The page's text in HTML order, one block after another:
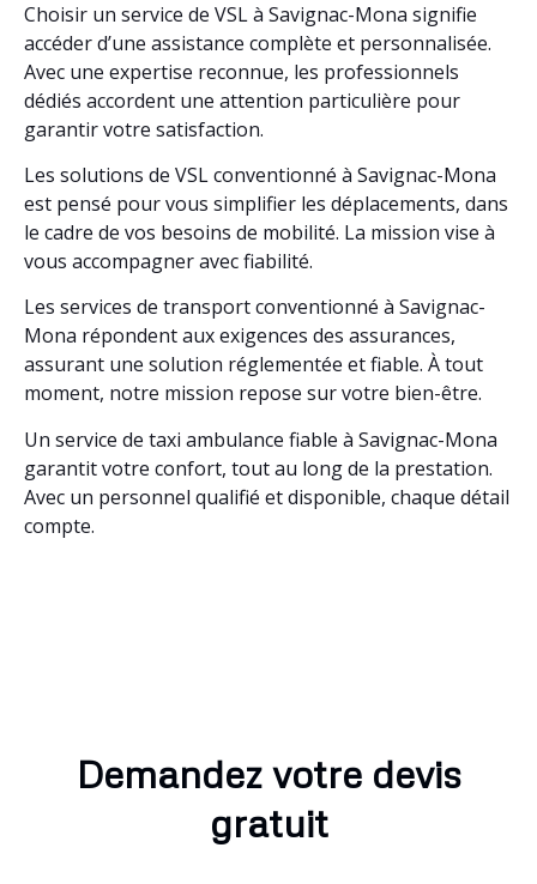
Choisir un service de VSL à Savignac-Mona signifie
accéder d’une assistance complète et personnalisée.
Avec une expertise reconnue, les professionnels
dédiés accordent une attention particulière pour
garantir votre satisfaction.
Les solutions de VSL conventionné à Savignac-Mona
est pensé pour vous simplifier les déplacements, dans
le cadre de vos besoins de mobilité. La mission vise à
vous accompagner avec fiabilité.
Les services de transport conventionné à Savignac-
Mona répondent aux exigences des assurances,
assurant une solution réglementée et fiable. À tout
moment, notre mission repose sur votre bien-être.
Un service de taxi ambulance fiable à Savignac-Mona
garantit votre confort, tout au long de la prestation.
Avec un personnel qualifié et disponible, chaque détail
compte.
Demandez votre devis
gratuit